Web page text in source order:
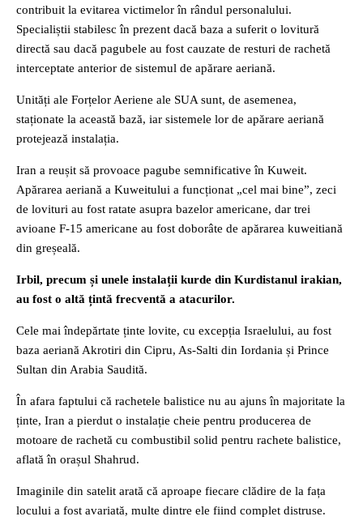
contribuit la evitarea victimelor în rândul personalului.
Specialiștii stabilesc în prezent dacă baza a suferit o lovitură
directă sau dacă pagubele au fost cauzate de resturi de rachetă
interceptate anterior de sistemul de apărare aeriană.
Unități ale Forțelor Aeriene ale SUA sunt, de asemenea,
staționate la această bază, iar sistemele lor de apărare aeriană
protejează instalația.
Iran a reușit să provoace pagube semnificative în Kuweit.
Apărarea aeriană a Kuweitului a funcționat „cel mai bine”, zeci
de lovituri au fost ratate asupra bazelor americane, dar trei
avioane F-15 americane au fost doborâte de apărarea kuweitiană
din greșeală.
Irbil, precum și unele instalații kurde din Kurdistanul irakian,
au fost o altă țintă frecventă a atacurilor.
Cele mai îndepărtate ținte lovite, cu excepția Israelului, au fost
baza aeriană Akrotiri din Cipru, As-Salti din Iordania și Prince
Sultan din Arabia Saudită.
În afara faptului că rachetele balistice nu au ajuns în majoritate la
ținte, Iran a pierdut o instalație cheie pentru producerea de
motoare de rachetă cu combustibil solid pentru rachete balistice,
aflată în orașul Shahrud.
Imaginile din satelit arată că aproape fiecare clădire de la fața
locului a fost avariată, multe dintre ele fiind complet distruse.